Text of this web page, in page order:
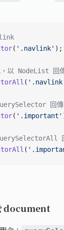
( '.navlink' );
以 NodeList 回
(
回
( '.important'
(
document